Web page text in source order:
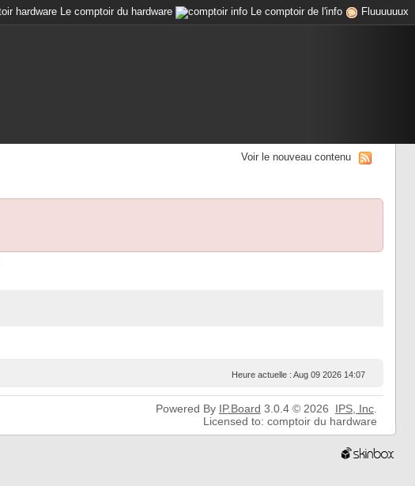
Le comptoir du hardware Le comptoir de l'info Fluuuuuux
Voir le nouveau contenu
Heure actuelle : Aug 09 2026 14:07
Powered By IP.Board 3.0.4 © 2026 IPS, Inc.
Licensed to: comptoir du hardware